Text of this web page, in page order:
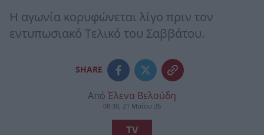
Η αγωνία κορυφώνεται λίγο πριν τον
εντυπωσιακό Τελικό του Σαββάτου.
SHARE
Από Έλενα Βελούδη
08:30, 21 Μαΐου 26
TV